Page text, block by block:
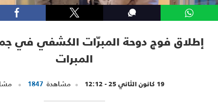
إطلاق فوج دوحة المبرّات الكشفي في
المبرات
19 كانون الثاني 25 - 12:12 مشاهدة 1847